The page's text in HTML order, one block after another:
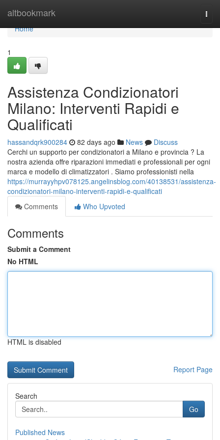
altbookmark
Home
Home
1
Assistenza Condizionatori
Milano: Interventi Rapidi e
Qualificati
hassandqrk900284 82 days ago News
Discuss
Cerchi un supporto per condizionatori a Milano e provincia ? La
nostra azienda offre riparazioni immediati e professionali per ogni
marca e modello di climatizzatori . Siamo professionisti nella
https://murrayyhpv078125.angelinsblog.com/40138531/assistenza-
condizionatori-milano-interventi-rapidi-e-qualificati
Comments
Who Upvoted
Comments
Submit a Comment
No HTML
HTML is disabled
Report Page
Search
Go
Published News